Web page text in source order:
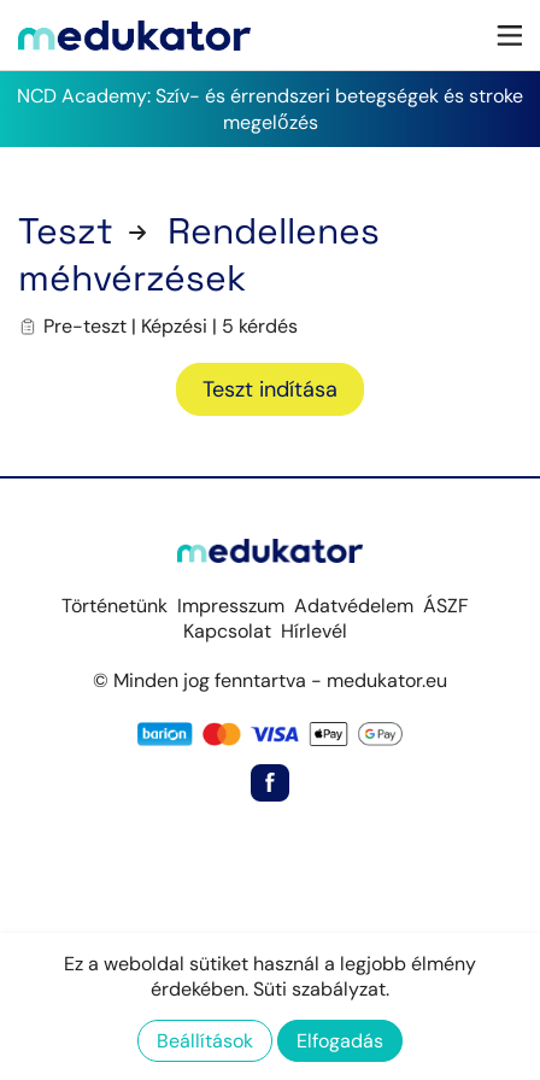
NCD Academy: Szív- és érrendszeri betegségek és stroke
megelőzés
Teszt
Rendellenes
méhvérzések
Pre-teszt | Képzési | 5 kérdés
Teszt indítása
Történetünk Impresszum Adatvédelem ÁSZF
Kapcsolat Hírlevél
© Minden jog fenntartva - medukator.eu
Ez a weboldal sütiket használ a legjobb élmény
érdekében.Süti szabályzat.
Beállítások Elfogadás